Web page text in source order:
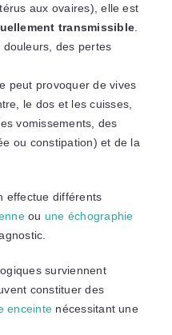
aux ovaires), elle est
transmissible
des pertes
peut provoquer de vives
le dos et les cuisses,
vomissements, des
ou constipation) et de la
effectue différents
ou une échographie
surviennent
constituer des
enceinte nécessitant une